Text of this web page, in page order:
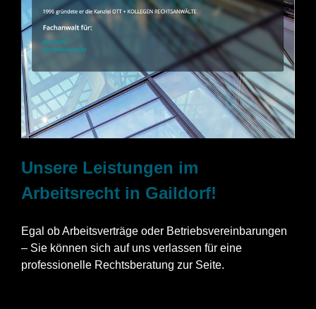
Unsere Leistungen im
Arbeitsrecht in Gaildorf!
Egal ob Arbeitsverträge oder Betriebsvereinbarungen
– Sie können sich auf uns verlassen für eine
professionelle Rechtsberatung zur Seite.